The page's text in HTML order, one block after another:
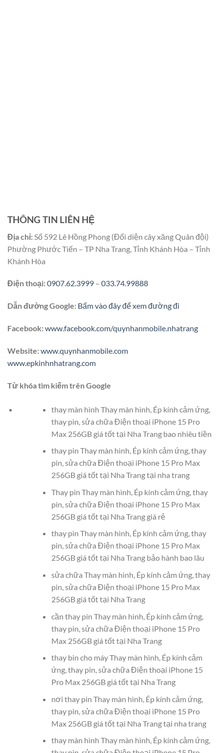
THÔNG TIN LIÊN HỆ
Địa chỉ: Số 592 Lê Hồng Phong (Đối diện cây xăng Quân đội)
Phường Phước Tiến – TP Nha Trang, Tỉnh Khánh Hòa – Tỉnh
Khánh Hòa
Điện thoại:0907.62.3999 – 033.74.99888
Dẫn đường Google: Bấm vào đây để xem đường đi
Facebook:www.facebook.com/quynhanmobile.nhatrang
Website:www.quynhanmobile.com
www.epkinhnhatrang.com
Từ khóa tìm kiếm trên Google
thay màn hình Thay màn hình, Ép kính cảm ứng,
thay pin, sửa chữa Điện thoại iPhone 15 Pro
Max 256GB giá tốt tại Nha Trang bao nhiêu tiền
thay pin Thay màn hình, Ép kính cảm ứng, thay
pin, sửa chữa Điện thoại iPhone 15 Pro Max
256GB giá tốt tại Nha Trang tại nha trang
Thay pin Thay màn hình, Ép kính cảm ứng, thay
pin, sửa chữa Điện thoại iPhone 15 Pro Max
256GB giá tốt tại Nha Trang giá rẻ
thay pin Thay màn hình, Ép kính cảm ứng, thay
pin, sửa chữa Điện thoại iPhone 15 Pro Max
256GB giá tốt tại Nha Trang bảo hành bao lâu
sửa chữa Thay màn hình, Ép kính cảm ứng, thay
pin, sửa chữa Điện thoại iPhone 15 Pro Max
256GB giá tốt tại Nha Trang
cần thay pin Thay màn hình, Ép kính cảm ứng,
thay pin, sửa chữa Điện thoại iPhone 15 Pro
Max 256GB giá tốt tại Nha Trang
thay bin cho máy Thay màn hình, Ép kính cảm
ứng, thay pin, sửa chữa Điện thoại iPhone 15
Pro Max 256GB giá tốt tại Nha Trang
nơi thay pin Thay màn hình, Ép kính cảm ứng,
thay pin, sửa chữa Điện thoại iPhone 15 Pro
Max 256GB giá tốt tại Nha Trang tại nha trang
thay màn hình Thay màn hình, Ép kính cảm ứng,